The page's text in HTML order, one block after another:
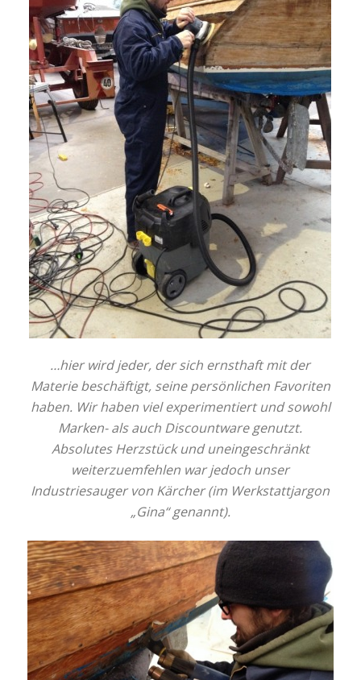
…hier wird jeder, der sich ernsthaft mit der
Materie beschäftigt, seine persönlichen Favoriten
haben. Wir haben viel experimentiert und sowohl
Marken- als auch Discountware genutzt.
Absolutes Herzstück und uneingeschränkt
weiterzuemfehlen war jedoch unser
Industriesauger von Kärcher (im Werkstattjargon
„Gina“ genannt).